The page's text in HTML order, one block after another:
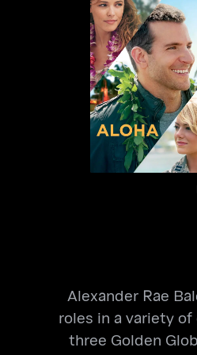
ألوها
Alexander Rae
roles in a variety
three Golden